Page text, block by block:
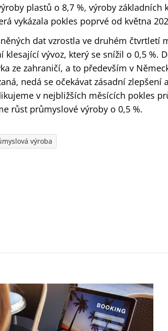
plastů o 8,7 %, výroby základních
vykázala pokles poprvé od května
dat vzrostla ve druhém čtvrtletí
klesající vývoz, který se snížil o 0,5 %.
ze zahraničí, a to především v
nedá se očekávat zásadní zlepšení
v nejbližších měsících pokles
růst průmyslové výroby o 0,5 %.
výroba